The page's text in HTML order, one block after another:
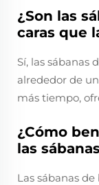
¿Son las
caras que
Sí, las sábanas
alrededor de
más tiempo,
¿Cómo
las
Las sábanas